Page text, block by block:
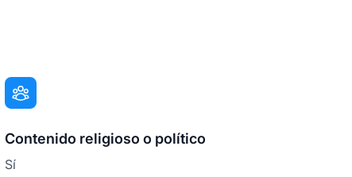
Contenido religioso o político
Sí